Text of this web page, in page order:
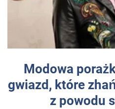
Modowa
gwiazd, które
z powodu